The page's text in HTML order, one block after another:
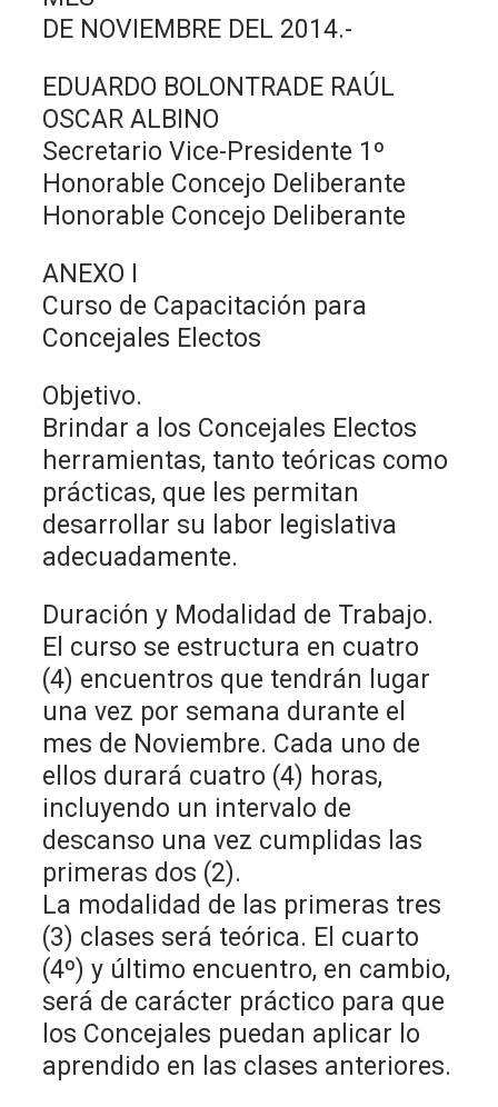
DE NOVIEMBRE DEL 2014.-
EDUARDO BOLONTRADE RAÚL
OSCAR ALBINO
Secretario Vice-Presidente 1º
Honorable Concejo Deliberante
Honorable Concejo Deliberante
ANEXO I
Curso de Capacitación para
Concejales Electos
Objetivo.
Brindar a los Concejales Electos
herramientas, tanto teóricas como
prácticas, que les permitan
desarrollar su labor legislativa
adecuadamente.
Duración y Modalidad de Trabajo.
El curso se estructura en cuatro
(4) encuentros que tendrán lugar
una vez por semana durante el
mes de Noviembre. Cada uno de
ellos durará cuatro (4) horas,
incluyendo un intervalo de
descanso una vez cumplidas las
primeras dos (2).
La modalidad de las primeras tres
(3) clases será teórica. El cuarto
(4º) y último encuentro, en cambio,
será de carácter práctico para que
los Concejales puedan aplicar lo
aprendido en las clases anteriores.